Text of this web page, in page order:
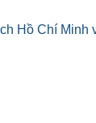
Hồ Chí